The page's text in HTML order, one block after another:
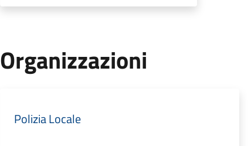
Organizzazioni
Polizia Locale